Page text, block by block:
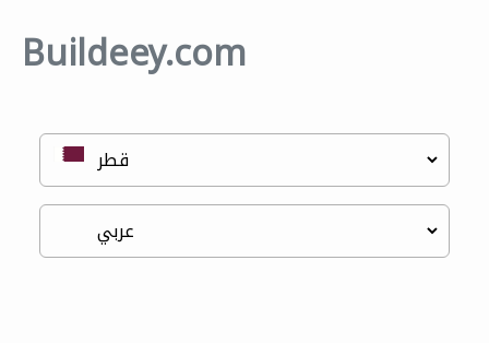
Buildeey.com